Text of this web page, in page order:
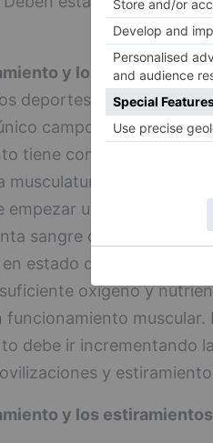
y los
deportes de impacto es
campo deportivo en
tiene como objetivo
musculatura para el
empezar una actividad
sangre del corazón
estado de reposo. Es
oxígeno y
funcionamiento muscular.
debe ir incrementando
y
y los